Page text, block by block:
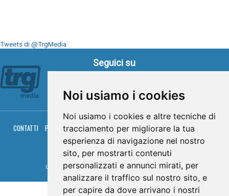
Noi usiamo i cookies
Noi usiamo i cookies e altre tecniche di
tracciamento per migliorare la tua
esperienza di navigazione nel nostro
sito, per mostrarti contenuti
personalizzati e annunci mirati, per
analizzare il traffico sul nostro sito, e
per capire da dove arrivano i nostri
Tweets di @TrgMedia
Seguici su
CONTATTI PRIVACY COOKIES PALINSESTO DIRETTA TV
DIRETTA RADIO
RGM HITRADIO
© TRG Media 2005-2026
Umbria Televisioni s.r.l. - P.I.00496230541 -www.trgmedia.it- Powered by